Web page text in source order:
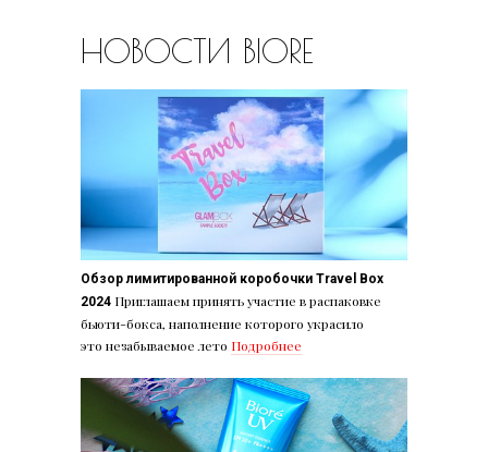
НОВОСТИ BIORE
Обзор лимитированной коробочки Travel Box
2024 Приглашаем принять участие в распаковке
бьюти-бокса, наполнение которого украсило
это незабываемое лето Подробнее